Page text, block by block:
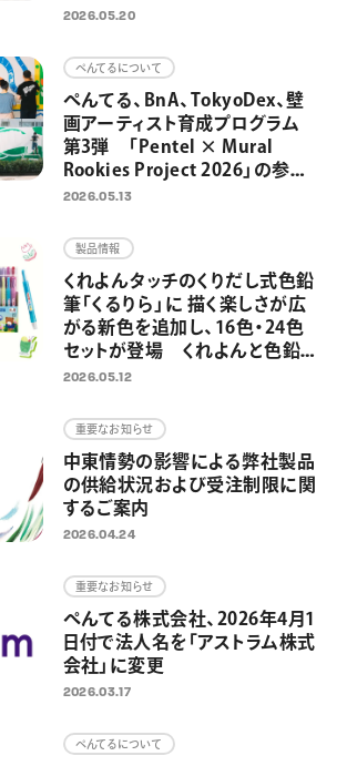
大平貴之氏監修－先史時代の洞
比谷で
2026.05.20
ぺんてるについて
ぺんてる、BnA、TokyoDex、壁
画アーティスト育成プログラム
第3弾 「Pentel × Mural
Rookies Project 2026」の参加
者募集開始 東京・日本橋3カ
と人をアートでつなぎ、アートを
日常にするための取り組みとし
て
2026.05.13
製品情報
くれよんタッチのくりだし式色鉛
筆「くるりら」に 描く楽しさが広
がる新色を追加し、16色・24色
セットが登場 くれよんと色鉛筆
のいいとこどりで、のびのびと自
2026.05.12
重要なお知らせ
中東情勢の影響による弊社製品
の供給状況および受注制限に関
するご案内
2026.04.24
重要なお知らせ
ぺんてる株式会社、2026年4月1
日付で法人名を「アストラム株式
会社」に変更
2026.03.17
ぺんてるについて